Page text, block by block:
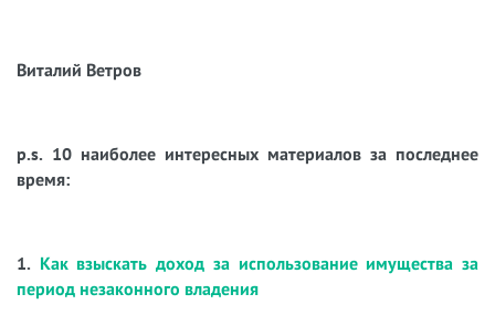
Виталий Ветров
p.s. 10 наиболее интересных материалов за последнее
время:
1. Как взыскать доход за использование имущества за
период незаконного владения